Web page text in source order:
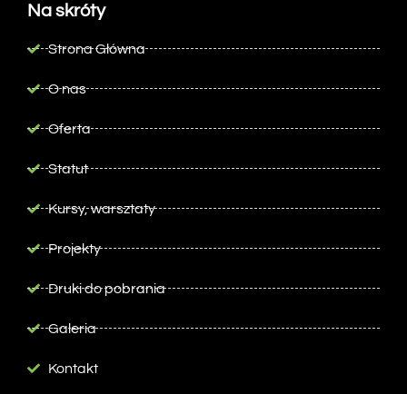
Na skróty
Strona Główna
O nas
Oferta
Statut
Kursy, warsztaty
Projekty
Druki do pobrania
Galeria
Kontakt